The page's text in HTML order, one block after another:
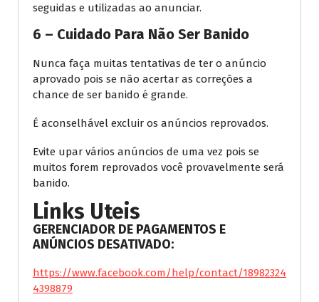
seguidas e utilizadas ao anunciar.
6 – Cuidado Para Não Ser Banido
Nunca faça muitas tentativas de ter o anúncio
aprovado pois se não acertar as correções a
chance de ser banido é grande.
É aconselhável excluir os anúncios reprovados.
Evite upar vários anúncios de uma vez pois se
muitos forem reprovados você provavelmente será
banido.
Links Uteis
GERENCIADOR DE PAGAMENTOS E
ANÚNCIOS DESATIVADO:
https://www.facebook.com/help/contact/18982324
4398879